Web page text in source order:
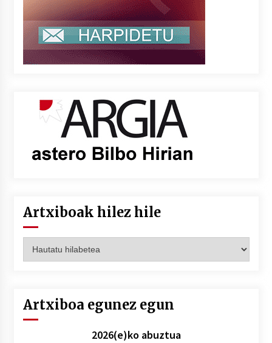
Artxiboak hilez hile
hilez
Artxiboa egunez egun
2026(e)ko abuztua